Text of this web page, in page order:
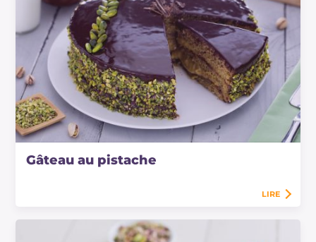
Gâteau au pistache
LIRE